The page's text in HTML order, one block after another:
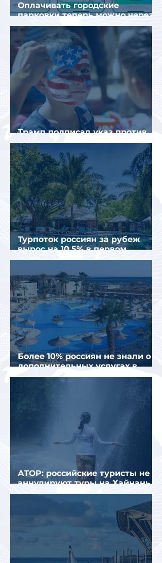
Оплачивать городские
парковки теперь можно через
Яндекс Go и «Заправки»
Трамп подписал указ против
«родильного туризма» в США
Турпоток россиян за рубеж
вырос на 10,5% в первом
полугодии 2026 года
Более 10% россиян не знали о
дополнительных услугах в
отелях
АТОР: российские туристы не
аннулируют туры на Хайнань
из-за тайфуна «Дельфин»